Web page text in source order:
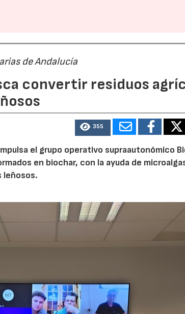
de Andalucía
convertir residuos
355
el grupo operativo supraautonómico
en biochar, con la ayuda de
leñosos.